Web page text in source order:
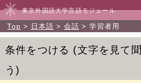
東京外国語大学言語モジュール
Top 日本語 会話 学習者用
条件をつける
文字を見て
う